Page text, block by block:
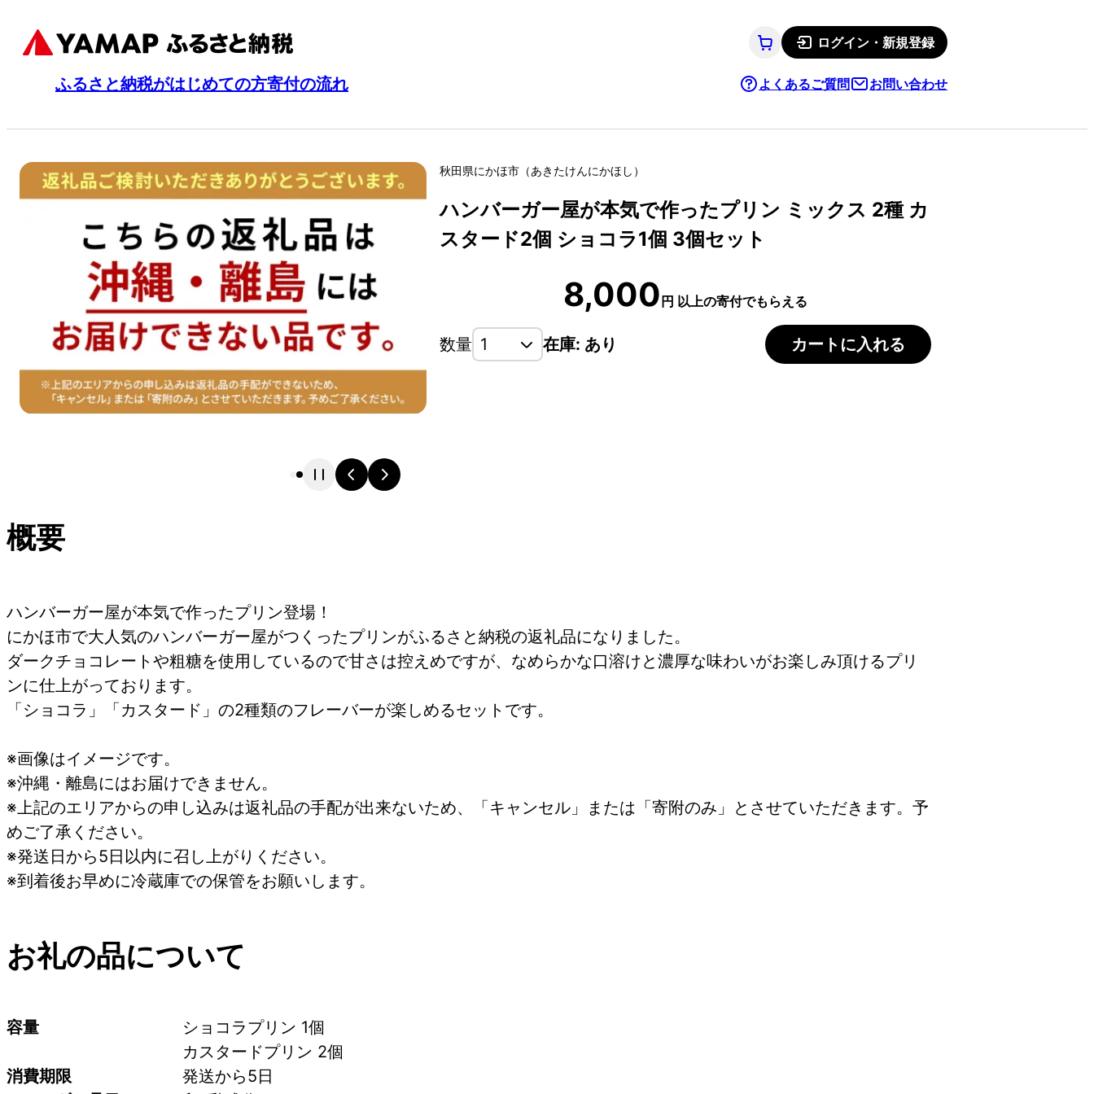
ログイン・新規登録
ふるさと納税がはじめての方寄付の流れ よくあるご質問 お問い合わせ
秋田県にかほ市 （あきたけんにかほし ）
ハンバーガー屋が本気で作ったプリン ミックス 2種 カ
スタード2個 ショコラ1個 3個セット
8,000円 以上の寄付でもらえる
数量 在庫: あり カートに入れる
概要
ハンバーガー屋が本気で作ったプリン登場！
にかほ市で大人気のハンバーガー屋がつくったプリンがふるさと納税の返礼品になりました。
ダークチョコレートや粗糖を使用しているので甘さは控えめですが、なめらかな口溶けと濃厚な味わいがお楽しみ頂けるプリ
ンに仕上がっております。
「ショコラ」「カスタード」の2種類のフレーバーが楽しめるセットです。
※画像はイメージです。
※沖縄・離島にはお届けできません。
※上記のエリアからの申し込みは返礼品の手配が出来ないため、「キャンセル」または「寄附のみ」とさせていただきます。予
めご了承ください。
※発送日から5日以内に召し上がりください。
※到着後お早めに冷蔵庫での保管をお願いします。
お礼の品について
容量
ショコラプリン 1個
カスタードプリン 2個
消費期限
発送から5日